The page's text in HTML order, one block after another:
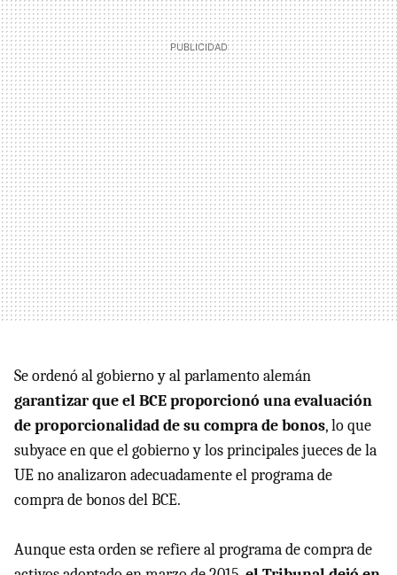
Se ordenó al gobierno y al parlamento alemán
garantizar que el BCE proporcionó una evaluación
de proporcionalidad de su compra de bonos, lo que
subyace en que el gobierno y los principales jueces de la
UE no analizaron adecuadamente el programa de
compra de bonos del BCE.
Aunque esta orden se refiere al programa de compra de